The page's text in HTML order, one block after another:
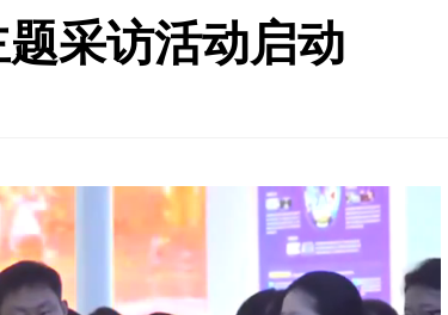
采访活动启动